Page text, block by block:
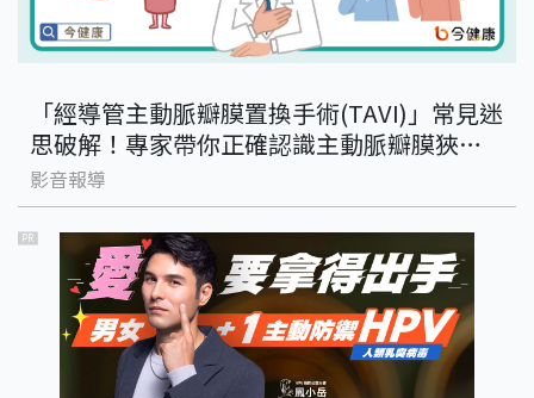
「經導管主動脈瓣膜置換手術(TAVI)」常見迷
思破解！專家帶你正確認識主動脈瓣膜狹窄
治療
影音報導
PR